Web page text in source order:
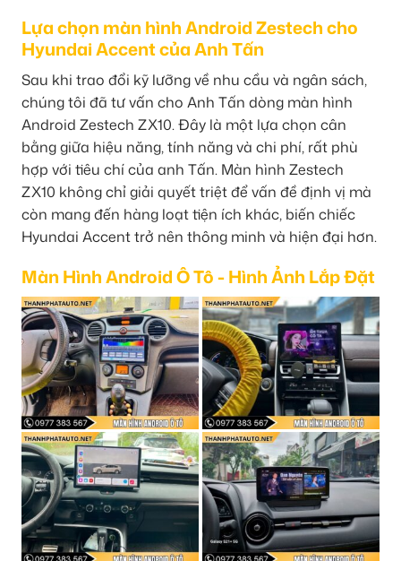
Lựa chọn màn hình Android Zestech cho
Hyundai Accent của Anh Tấn
Sau khi trao đổi kỹ lưỡng về nhu cầu và ngân sách,
chúng tôi đã tư vấn cho Anh Tấn dòng màn hình
Android Zestech ZX10. Đây là một lựa chọn cân
bằng giữa hiệu năng, tính năng và chi phí, rất phù
hợp với tiêu chí của anh Tấn. Màn hình Zestech
ZX10 không chỉ giải quyết triệt để vấn đề định vị mà
còn mang đến hàng loạt tiện ích khác, biến chiếc
Hyundai Accent trở nên thông minh và hiện đại hơn.
Màn Hình Android Ô Tô - Hình Ảnh Lắp Đặt